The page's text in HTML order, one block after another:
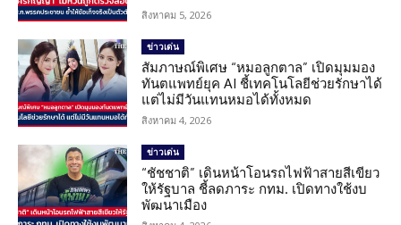
สิงหาคม 5, 2026
ข่าวเด่น
สัมภาษณ์พิเศษ “หมอลูกตาล” เปิดมุมมอง
ทันตแพทย์ยุค AI ชี้เทคโนโลยีช่วยรักษาได้
แต่ไม่มีวันแทนหมอได้ทั้งหมด
สิงหาคม 4, 2026
ข่าวเด่น
“ชัชชาติ” เดินหน้าโอนรถไฟฟ้าสายสีเขียว
ให้รัฐบาล ชี้ลดภาระ กทม. เปิดทางใช้งบ
พัฒนาเมือง